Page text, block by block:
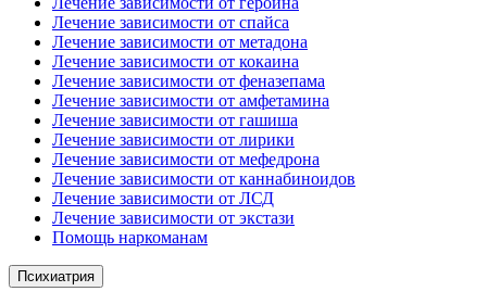
Лечение зависимости от спайса
Лечение зависимости от метадона
Лечение зависимости от кокаина
Лечение зависимости от феназепама
Лечение зависимости от амфетамина
Лечение зависимости от гашиша
Лечение зависимости от лирики
Лечение зависимости от мефедрона
Лечение зависимости от каннабиноидов
Лечение зависимости от ЛСД
Лечение зависимости от экстази
Помощь наркоманам
Психиатрия